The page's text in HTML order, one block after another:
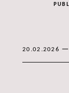
TALENTS
20.02.2026 —